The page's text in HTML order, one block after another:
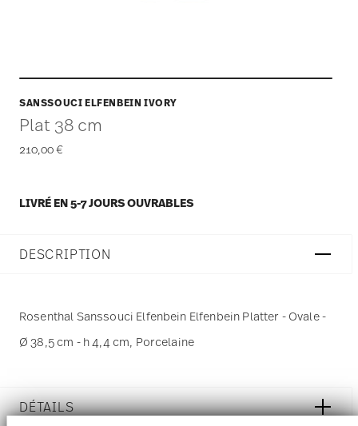
SANSSOUCI ELFENBEIN IVORY
Plat 38 cm
210,00 €
LIVRÉ EN 5-7 JOURS OUVRABLES
DESCRIPTION
Rosenthal Sanssouci Elfenbein Elfenbein Platter - Ovale -
Ø 38,5 cm - h 4,4 cm, Porcelaine
DÉTAILS